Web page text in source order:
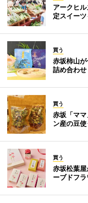
アークヒ
定スイーツ
買う
赤坂柿山
詰め合わせ
買う
赤坂「マ
ン産の豆使
買う
赤坂松葉
ーブドフ